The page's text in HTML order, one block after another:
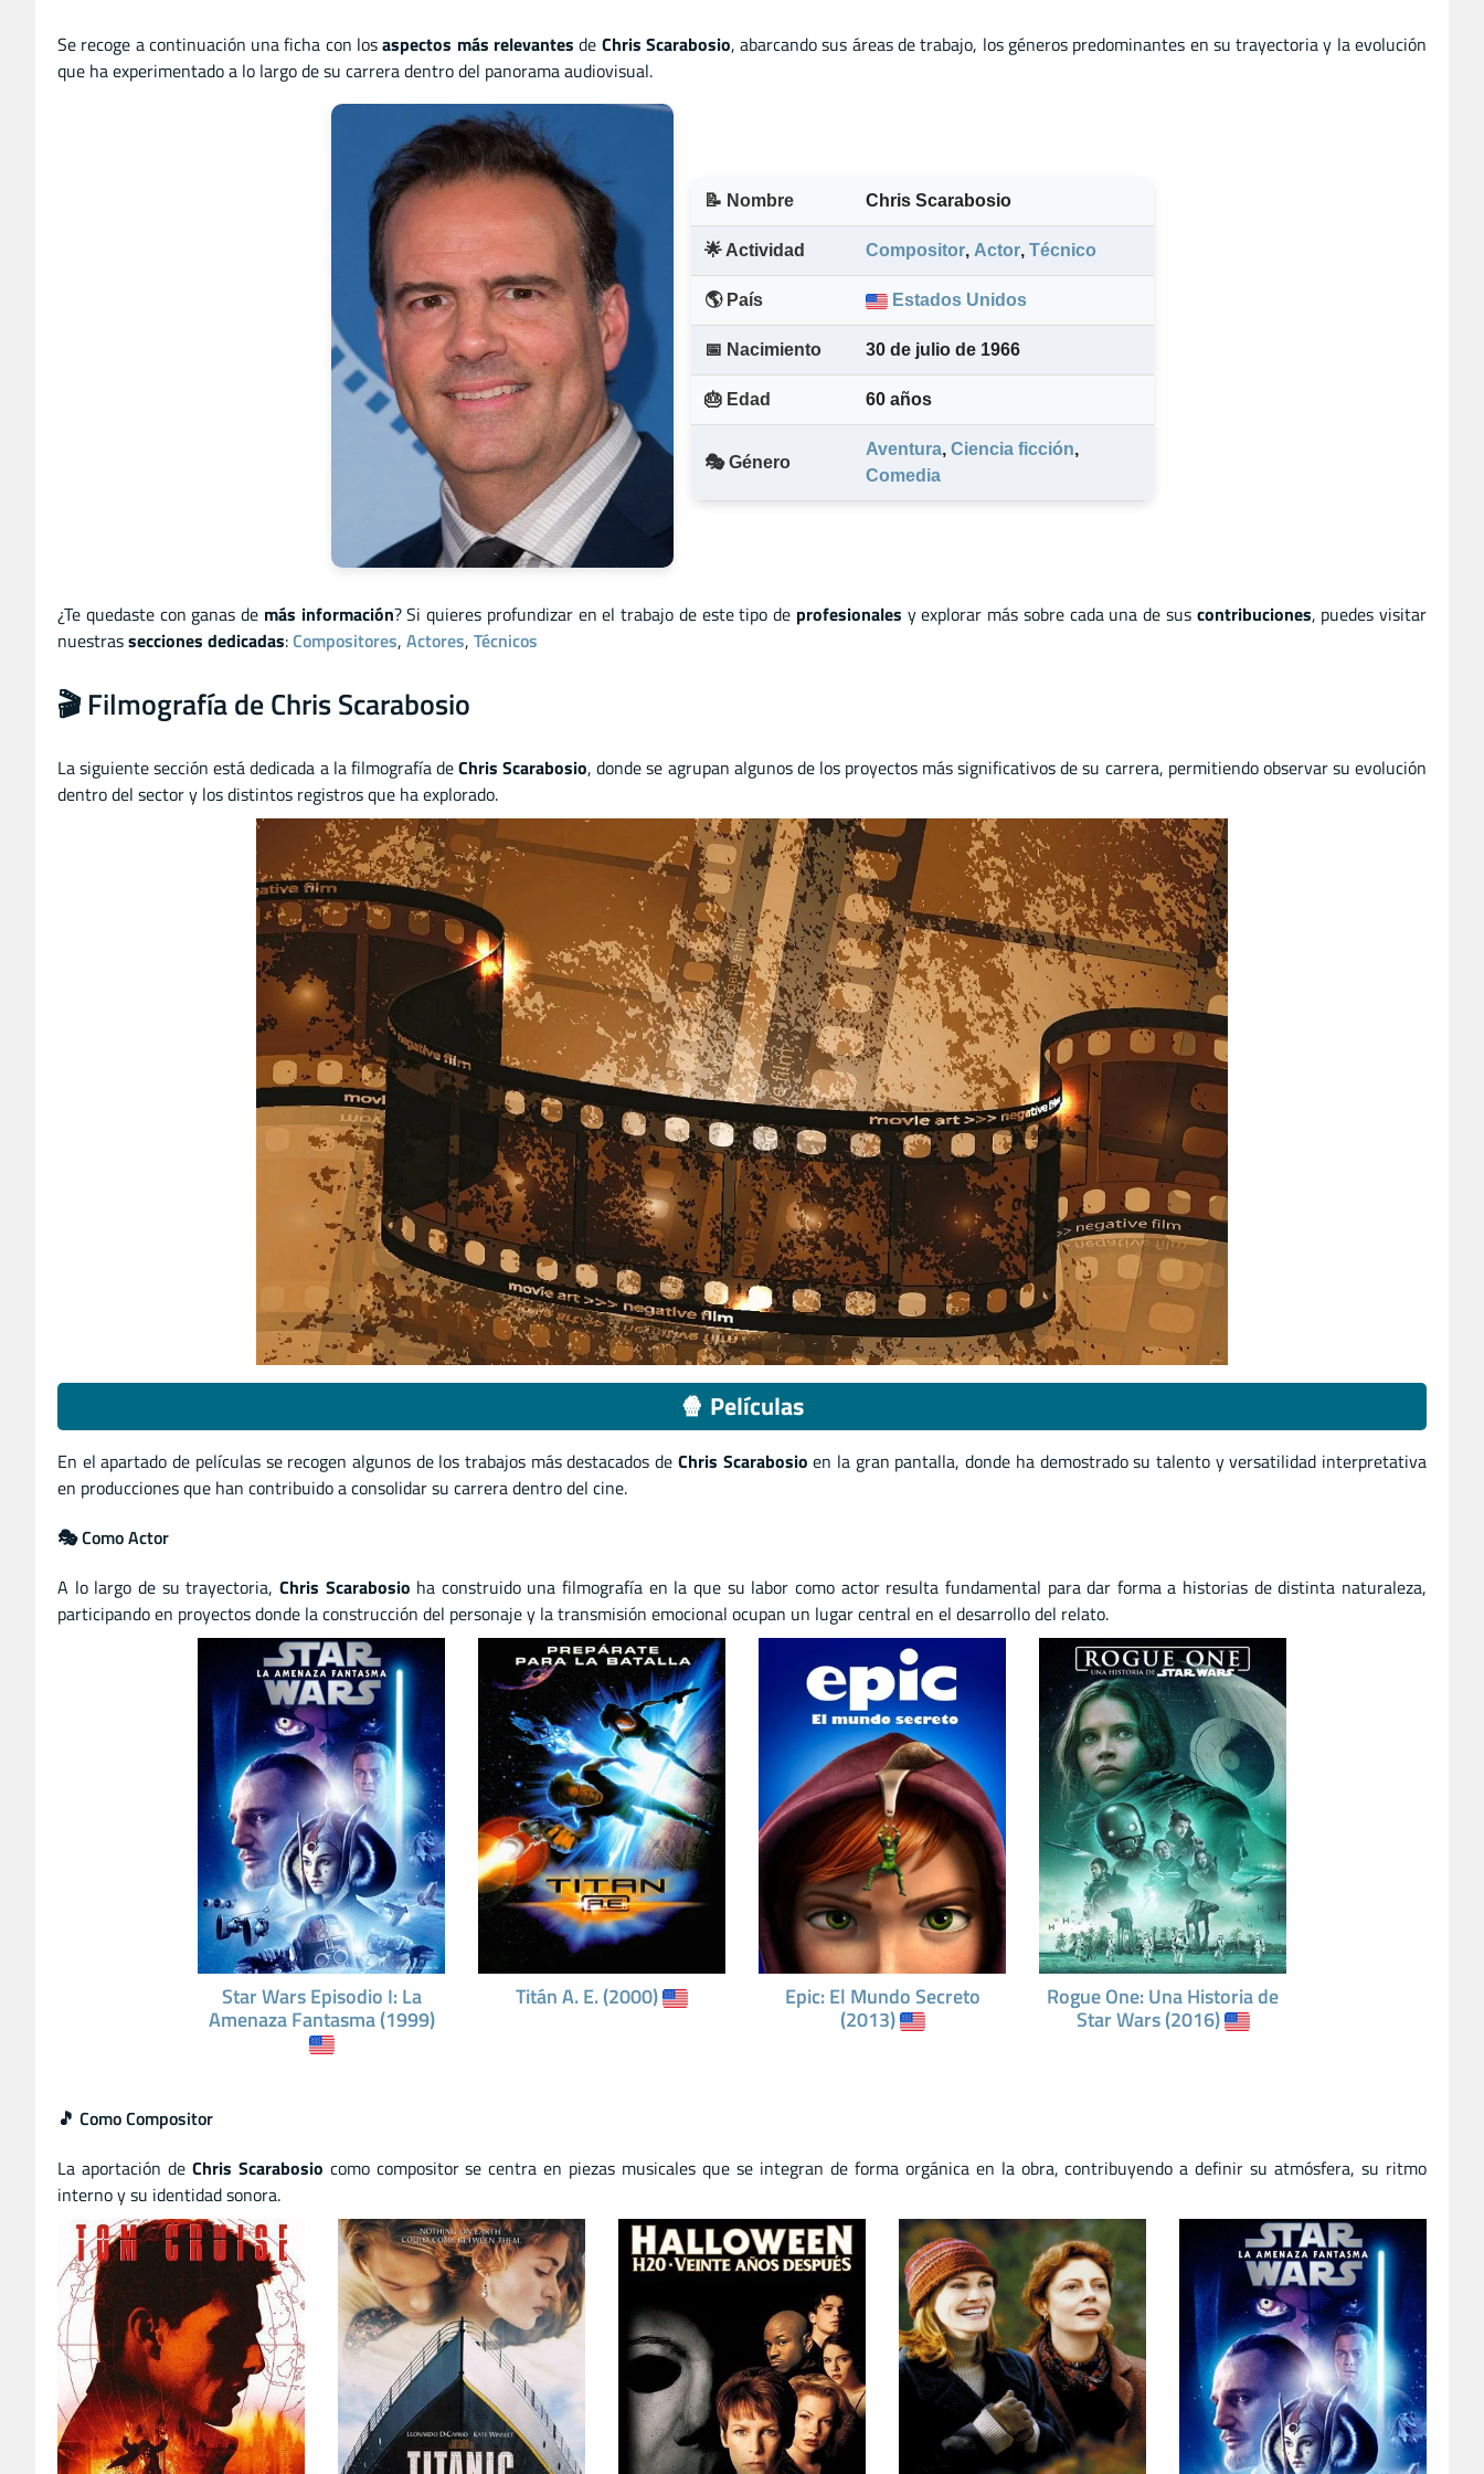
Se recoge a continuación una ficha con losaspectos más relevantes de Chris Scarabosio, abarcando sus áreas de trabajo, los géneros predominantes en su trayectoria y la evolución
que ha experimentado a lo largo de su carrera dentro del panorama audiovisual.
📝 Nombre Chris Scarabosio
🌟 Actividad Compositor, Actor, Técnico
🌎 País Estados Unidos
📅 Nacimiento 30 de julio de 1966
🎂 Edad 60 años
🎭 Género
Aventura, Ciencia ficción,
Comedia
¿Te quedaste con ganas de más información? Si quieres profundizar en el trabajo de este tipo de profesionales y explorar más sobre cada una de sus contribuciones, puedes visitar
nuestrassecciones dedicadas:Compositores, Actores, Técnicos
🎬 Filmografía de Chris Scarabosio
La siguiente sección está dedicada a la filmografía deChris Scarabosio, donde se agrupan algunos de los proyectos más significativos de su carrera, permitiendo observar su evolución
dentro del sector y los distintos registros que ha explorado.
🍿 Películas
En el apartado de películas se recogen algunos de los trabajos más destacados de Chris Scarabosio en la gran pantalla, donde ha demostrado su talento y versatilidad interpretativa
en producciones que han contribuido a consolidar su carrera dentro del cine.
🎭 Como Actor
A lo largo de su trayectoria, Chris Scarabosio ha construido una filmografía en la que su labor como actor resulta fundamental para dar forma a historias de distinta naturaleza,
participando en proyectos donde la construcción del personaje y la transmisión emocional ocupan un lugar central en el desarrollo del relato.
Star Wars Episodio I: La
Amenaza Fantasma (1999)
Titán A. E. (2000) Epic: El Mundo Secreto
(2013)
Rogue One: Una Historia de
Star Wars (2016)
🎵 Como Compositor
La aportación de Chris Scarabosio como compositor se centra en piezas musicales que se integran de forma orgánica en la obra, contribuyendo a definir su atmósfera, su ritmo
interno y su identidad sonora.